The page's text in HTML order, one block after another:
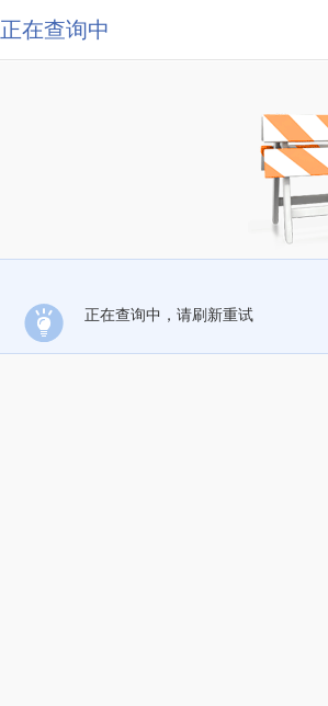
正在查询中
正在查询中，请刷新重试